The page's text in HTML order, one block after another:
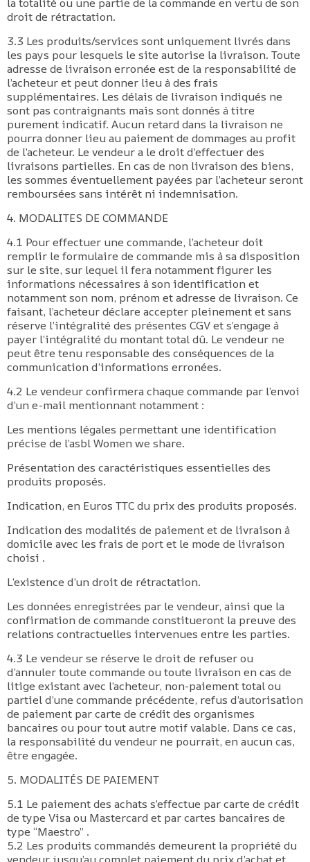
droit de rétractation.
3.3 Les produits/services sont uniquement livrés dans
les pays pour lesquels le site autorise la livraison. Toute
adresse de livraison erronée est de la responsabilité de
l’acheteur et peut donner lieu à des frais
supplémentaires. Les délais de livraison indiqués ne
sont pas contraignants mais sont donnés à titre
purement indicatif. Aucun retard dans la livraison ne
pourra donner lieu au paiement de dommages au profit
de l’acheteur. Le vendeur a le droit d’effectuer des
livraisons partielles. En cas de non livraison des biens,
les sommes éventuellement payées par l’acheteur seront
remboursées sans intérêt ni indemnisation.
4. MODALITES DE COMMANDE
4.1 Pour effectuer une commande, l’acheteur doit
remplir le formulaire de commande mis à sa disposition
sur le site, sur lequel il fera notamment figurer les
informations nécessaires à son identification et
notamment son nom, prénom et adresse de livraison. Ce
faisant, l’acheteur déclare accepter pleinement et sans
réserve l’intégralité des présentes CGV et s’engage à
payer l’intégralité du montant total dû. Le vendeur ne
peut être tenu responsable des conséquences de la
communication d’informations erronées.
4.2 Le vendeur confirmera chaque commande par l’envoi
d’un e-mail mentionnant notamment :
Les mentions légales permettant une identification
précise de l’asbl Women we share.
Présentation des caractéristiques essentielles des
produits proposés.
Indication, en Euros TTC du prix des produits proposés.
Indication des modalités de paiement et de livraison à
domicile avec les frais de port et le mode de livraison
choisi .
L’existence d’un droit de rétractation.
​Les données enregistrées par le vendeur, ainsi que la
confirmation de commande constitueront la preuve des
relations contractuelles intervenues entre les parties.
4.3 Le vendeur se réserve le droit de refuser ou
d’annuler toute commande ou toute livraison en cas de
litige existant avec l’acheteur, non-paiement total ou
partiel d’une commande précédente, refus d’autorisation
de paiement par carte de crédit des organismes
bancaires ou pour tout autre motif valable. Dans ce cas,
la responsabilité du vendeur ne pourrait, en aucun cas,
être engagée.
5. MODALITÉS DE PAIEMENT
5.1 Le paiement des achats s’effectue par carte de crédit
de type Visa ou Mastercard et par cartes bancaires de
type “Maestro” .
5.2 Les produits commandés demeurent la propriété du